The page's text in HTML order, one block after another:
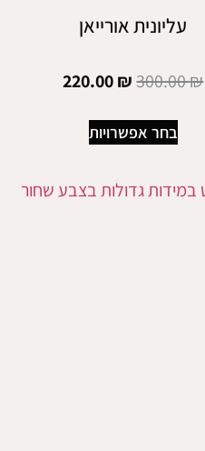
עליונית אורייאן
300.00₪
220.00₪
בחר אפשרויות